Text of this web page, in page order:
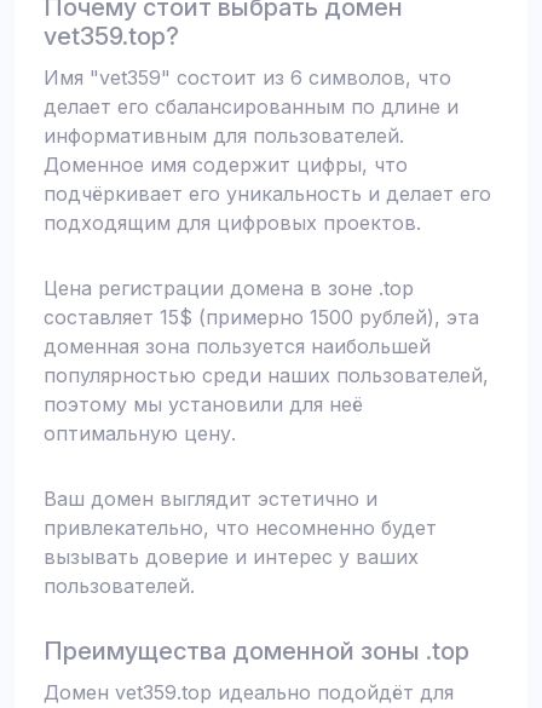
Почему стоит выбрать домен
vet359.top?
Имя "vet359" состоит из 6 символов, что
делает его сбалансированным по длине и
информативным для пользователей.
Доменное имя содержит цифры, что
подчёркивает его уникальность и делает его
подходящим для цифровых проектов.
Цена регистрации домена в зоне .top
составляет 15$ (примерно 1500 рублей), эта
доменная зона пользуется наибольшей
популярностью среди наших пользователей,
поэтому мы установили для неё
оптимальную цену.
Ваш домен выглядит эстетично и
привлекательно, что несомненно будет
вызывать доверие и интерес у ваших
пользователей.
Преимущества доменной зоны .top
Домен vet359.top идеально подойдёт для